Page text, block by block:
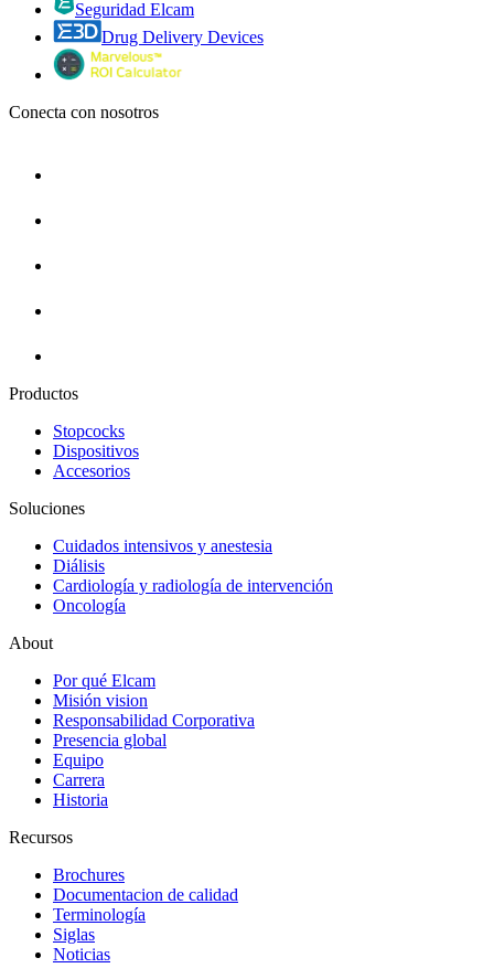
Seguridad Elcam
Drug Delivery Devices
Conecta con nosotros
Productos
Stopcocks
Dispositivos
Accesorios
Soluciones
Cuidados intensivos y anestesia
Diálisis
Cardiología y radiología de intervención
Oncología
About
Por qué Elcam
Misión vision
Responsabilidad Corporativa
Presencia global
Equipo
Carrera
Historia
Recursos
Brochures
Documentacion de calidad
Terminología
Siglas
Noticias